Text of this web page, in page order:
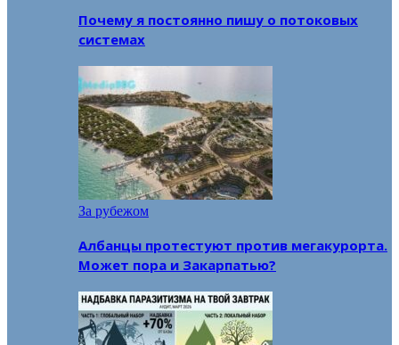
Почему я постоянно пишу о потоковых
системах
За рубежом
Албанцы протестуют против мегакурорта.
Может пора и Закарпатью?